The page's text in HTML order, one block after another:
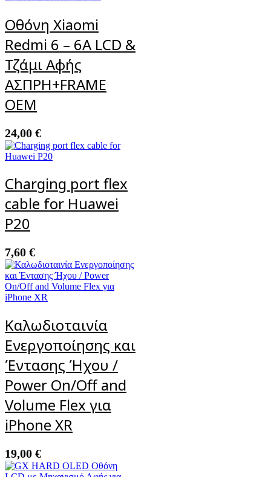
Οθόνη Xiaomi
Redmi 6 – 6A LCD &
Τζάμι Αφής
ΑΣΠΡΗ+FRAME
OEM
24,00 €
Charging port flex
cable for Huawei
P20
7,60 €
Καλωδιοταινία
Ενεργοποίησης και
Έντασης Ήχου /
Power On/Off and
Volume Flex για
iPhone XR
19,00 €